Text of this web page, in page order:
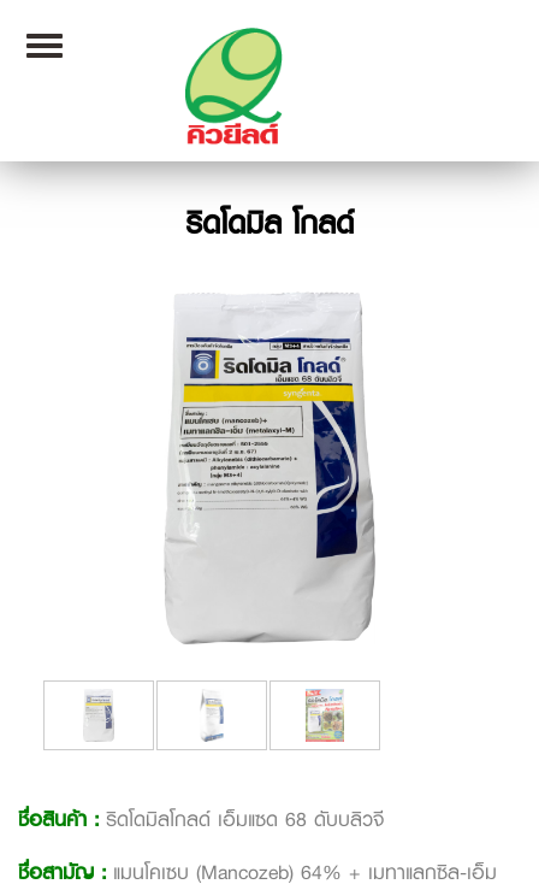
Toggle
ริดโดมิล โกลด์
ชื่อสินค้า : ริดโดมิลโกลด์ เอ็มแซด 68 ดับบลิวจี
ชื่อสามัญ : แมนโคเซบ (Mancozeb) 64% + เมทาแลกซิล-เอ็ม